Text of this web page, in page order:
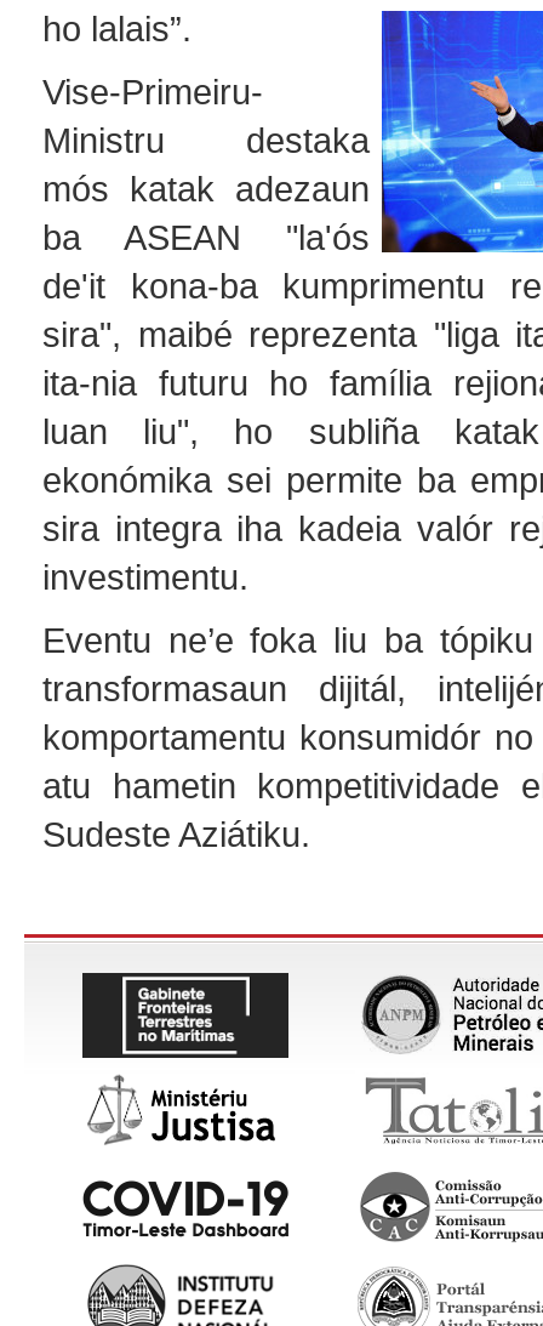
ho lalais”.
Vise-Primeiru-
Ministru destaka
mós katak adezaun
ba ASEAN "la'ós
de'it kona-ba kumprimentu
sira", maibé reprezenta "liga
ita-nia futuru ho família
luan liu", ho subliña katak
ekonómika sei permite ba
sira integra iha kadeia valór
investimentu.
Eventu ne’e foka liu ba
transformasaun dijitál,
komportamentu konsumidór
atu hametin kompetitividade
Sudeste Aziátiku.